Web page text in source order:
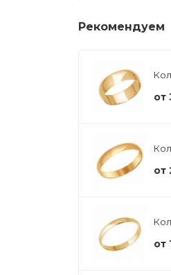
Рекомендуем
от
от
от